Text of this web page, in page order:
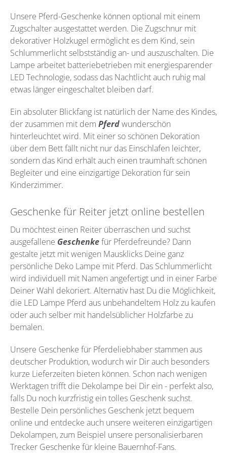
Unsere Pferd-Geschenke können optional mit einem
Zugschalter ausgestattet werden. Die Zugschnur mit
dekorativer Holzkugel ermöglicht es dem Kind, sein
Schlummerlicht selbstständig an- und auszuschalten. Die
Lampe arbeitet batteriebetrieben mit energiesparender
LED Technologie, sodass das Nachtlicht auch ruhig mal
etwas länger eingeschaltet bleiben darf.
Ein absoluter Blickfang ist natürlich der Name des Kindes,
der zusammen mit dem Pferdwunderschön
hinterleuchtet wird. Mit einer so schönen Dekoration
über dem Bett fällt nicht nur das Einschlafen leichter,
sondern das Kind erhält auch einen traumhaft schönen
Begleiter und eine einzigartige Dekoration für sein
Kinderzimmer.
Geschenke für Reiter jetzt online bestellen
Du möchtest einen Reiter überraschen und suchst
ausgefallene Geschenkefür Pferdefreunde? Dann
gestalte jetzt mit wenigen Mausklicks Deine ganz
persönliche Deko Lampe mit Pferd. Das Schlummerlicht
wird individuell mit Namen angefertigt und in einer Farbe
Deiner Wahl dekoriert. Alternativ hast Du die Möglichkeit,
die LED Lampe Pferd aus unbehandeltem Holz zu kaufen
oder auch selber mit handelsüblicher Holzfarbe zu
bemalen.
Unsere Geschenke für Pferdeliebhaber stammen aus
deutscher Produktion, wodurch wir Dir auch besonders
kurze Lieferzeiten bieten können. Schon nach wenigen
Werktagen trifft die Dekolampe bei Dir ein - perfekt also,
falls Du noch kurzfristig ein tolles Geschenk suchst.
Bestelle Dein persönliches Geschenk jetzt bequem
online und entdecke auch unsere weiteren einzigartigen
Dekolampen, zum Beispiel unsere personalisierbaren
Trecker Geschenke für kleine Bauernhof-Fans.